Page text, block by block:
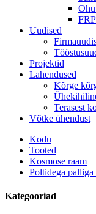
Uudised
Projektid
Lahendused
Kõrge
Terasest
Võtke ühendust
Kodu
Tooted
Kosmose raam
Poltidega palliga
Kategooriad